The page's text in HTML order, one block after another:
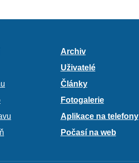
Archiv
Uživatelé
Články
Fotogalerie
Aplikace na telefony
Počasí na web